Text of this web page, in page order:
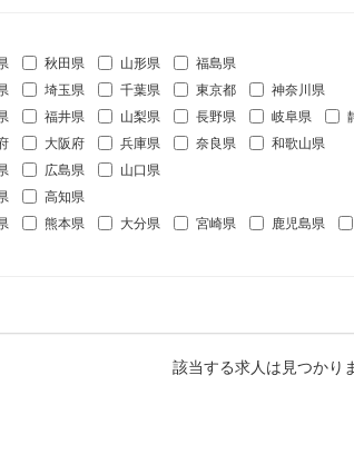
秋田県 山形県
福島県
埼玉県 千葉県 東京都
神奈川県
福井県 山梨県 長野県 岐阜県
大阪府 兵庫県 奈良県
和歌山県
広島県
山口県
高知県
熊本県 大分県 宮崎県 鹿児島県
該当する求人は見つかり